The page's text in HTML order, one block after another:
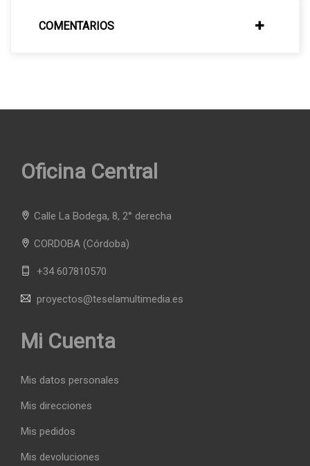
COMENTARIOS
Oficina Central
Calle La Bodega, 8, 2° derecha
CORDOBA (Córdoba)
+34 607810570
proyectos@teselamultimedia.es
Mi Cuenta
Mis datos personales
Mis direcciones
Mis pedidos
Mis devoluciones